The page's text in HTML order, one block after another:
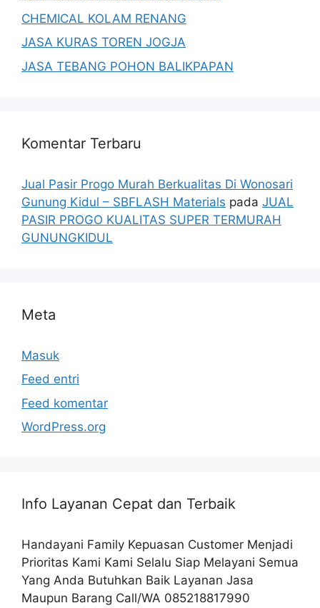
CHEMICAL KOLAM RENANG
JASA KURAS TOREN JOGJA
JASA TEBANG POHON BALIKPAPAN
Komentar Terbaru
Jual Pasir Progo Murah Berkualitas Di Wonosari
Gunung Kidul – SBFLASH Materials pada JUAL
PASIR PROGO KUALITAS SUPER TERMURAH
GUNUNGKIDUL
Meta
Masuk
Feed entri
Feed komentar
WordPress.org
Info Layanan Cepat dan Terbaik
Handayani Family Kepuasan Customer Menjadi
Prioritas Kami Kami Selalu Siap Melayani Semua
Yang Anda Butuhkan Baik Layanan Jasa
Maupun Barang Call/WA 085218817990